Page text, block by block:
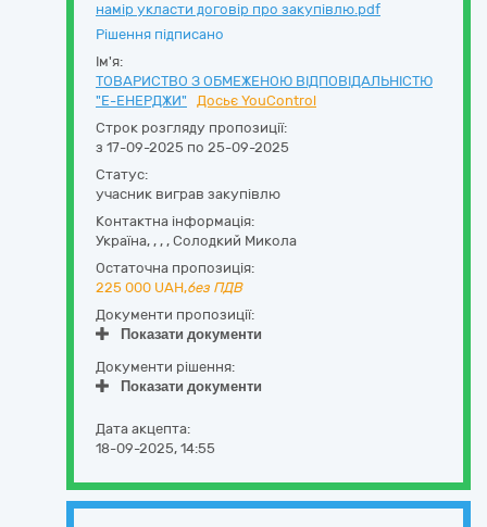
намір укласти договір про закупівлю.pdf
Рішення підписано
Ім'я:
ТОВАРИСТВО З ОБМЕЖЕНОЮ ВІДПОВІДАЛЬНІСТЮ
"Е-ЕНЕРДЖИ"
Досьє YouControl
Строк розгляду пропозиції:
з 17-09-2025 по 25-09-2025
Статус:
учасник виграв закупівлю
Контактна інформація:
Україна, , , , Солодкий Микола
Остаточна пропозиція:
225 000 UAH,без ПДВ
Документи пропозиції:
Показати документи
Документи рішення:
Показати документи
Дата акцепта:
18-09-2025, 14:55